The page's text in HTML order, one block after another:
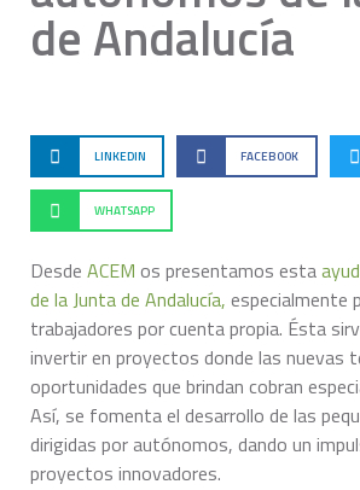
de Andalucía
LINKEDIN FACEBOOK
WHATSAPP
Desde ACEM os presentamos esta
de la Junta de Andalucía, especialmente
trabajadores por cuenta propia. Ésta
invertir en proyectos donde las nuevas
oportunidades que brindan cobran
Así, se fomenta el desarrollo de las
dirigidas por autónomos, dando un
proyectos innovadores.